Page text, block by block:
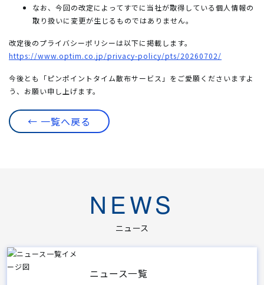
なお、今回の改定によってすでに当社が取得している個人情報の
取り扱いに変更が生じるものではありません。
改定後のプライバシーポリシーは以下に掲載します。
https://www.optim.co.jp/privacy-policy/pts/20260702/
今後とも「ピンポイントタイム散布サービス」をご愛願くださいますよ
う、お願い申し上げます。
← 一覧へ戻る
NEWS
ニュース
ニュース一覧